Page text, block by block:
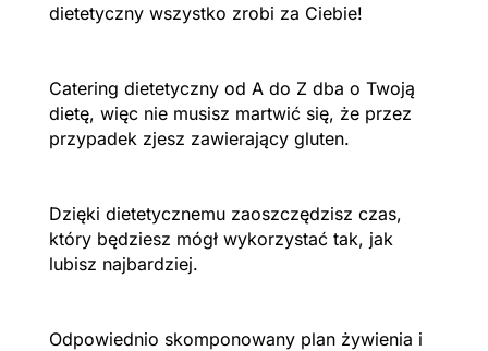
dietetyczny wszystko zrobi za Ciebie!
Catering dietetyczny od A do Z dba o Twoją
dietę, więc nie musisz martwić się, że przez
przypadek zjesz zawierający gluten.
Dzięki dietetycznemu zaoszczędzisz czas,
który będziesz mógł wykorzystać tak, jak
lubisz najbardziej.
Odpowiednio skomponowany plan żywienia i